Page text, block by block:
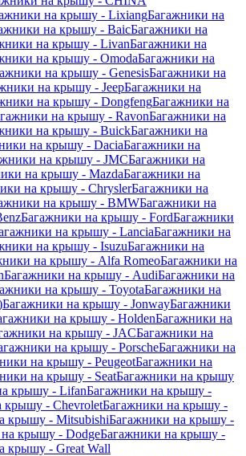
на крышу - LixiangБагажники на
на крышу - BaicБагажники на
на крышу - LivanБагажники на
на крышу - OmodaБагажники на
на крышу - GenesisБагажники на
на крышу - JeepБагажники на
на крышу - DongfengБагажники на
на крышу - RavonБагажники на
на крышу - BuickБагажники на
на крышу - DaciaБагажники на
на крышу - JMCБагажники на
на крышу - MazdaБагажники на
на крышу - ChryslerБагажники на
на крышу - BMWБагажники на
Багажники на крышу - FordБагажники
на крышу - LanciaБагажники на
на крышу - IsuzuБагажники на
на крышу - Alfa RomeoБагажники на
Багажники на крышу - AudiБагажники на
на крышу - ToyotaБагажники на
Багажники на крышу - JonwayБагажники
на крышу - HoldenБагажники на
на крышу - JACБагажники на
на крышу - PorscheБагажники на
на крышу - PeugeotБагажники на
на крышу - SeatБагажники на крышу
крышу - LifanБагажники на крышу -
крышу - ChevroletБагажники на крышу -
крышу - MitsubishiБагажники на крышу -
крышу - DodgeБагажники на крышу -
крышу - Great Wall